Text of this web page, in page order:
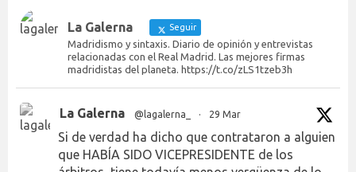
La Galerna Seguir
Madridismo y sintaxis. Diario de opinión y entrevistas
relacionadas con el Real Madrid. Las mejores firmas
madridistas del planeta. https://t.co/zLS1tzeb3h
La Galerna @lagalerna_ · 29 Mar
Si de verdad ha dicho que contrataron a alguien
que HABÍA SIDO VICEPRESIDENTE de los